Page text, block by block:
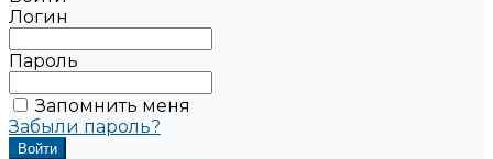
Логин
Пароль
Запомнить меня
Забыли пароль?